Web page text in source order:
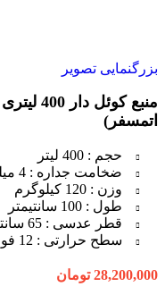
بزرگنمایی تصویر
اتمسفر)
حجم : 400 لیتر
ضخامت جداره : 4 میلیمتر
وزن : 120 کیلوگرم
طول : 100 سانتیمتر
قطر عدسی : 65 سانتیمتر
سطح حرارتی : 12 فوت
28,200,000 تومان